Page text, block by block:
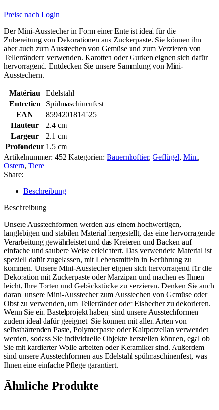
Preise nach Login
Der Mini-Ausstecher in Form einer Ente ist ideal für die
Zubereitung von Dekorationen aus Zuckerpaste. Sie können ihn
aber auch zum Ausstechen von Gemüse und zum Verzieren von
Tellerrändern verwenden. Karotten oder Gurken eignen sich dafür
hervorragend. Entdecken Sie unsere Sammlung von Mini-
Ausstechern.
Matériau
Edelstahl
Entretien
Spülmaschinenfest
EAN
8594201814525
Hauteur
2.4 cm
Largeur
2.1 cm
Profondeur 1.5 cm
Artikelnummer: 452 Kategorien: Bauernhoftier, Geflügel, Mini,
Ostern, Tiere
Share:
Beschreibung
Beschreibung
Unsere Ausstechformen werden aus einem hochwertigen,
langlebigen und stabilen Material hergestellt, das eine hervorragende
Verarbeitung gewährleistet und das Kreieren und Backen auf
einfache und saubere Weise erleichtert. Das verwendete Material ist
speziell dafür zugelassen, mit Lebensmitteln in Berührung zu
kommen. Unsere Mini-Ausstecher eignen sich hervorragend für die
Dekoration mit Zuckerpaste oder Marzipan und machen es Ihnen
leicht, Ihre Torten und Gebäckstücke zu verzieren. Denken Sie auch
daran, unsere Mini-Ausstecher zum Ausstechen von Gemüse oder
Obst zu verwenden, um Tellerränder oder Eisbecher zu dekorieren.
Wenn Sie ein Bastelprojekt haben, sind unsere Ausstechformen
zudem ideal dafür geeignet. Sie können mit allen Arten von
selbsthärtenden Paste, Polymerpaste oder Kaltporzellan verwendet
werden, sodass Sie individuelle Objekte herstellen können, egal ob
Sie mit kardierter Wolle arbeiten oder Keramiker sind. Außerdem
sind unsere Ausstechformen aus Edelstahl spülmaschinenfest, was
Ihnen eine einfache Pflege garantiert.
Ähnliche Produkte